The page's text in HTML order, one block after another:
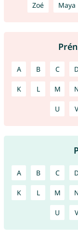
Zoé Maya
A B C
K L M
U V
A B C
K L M
U V